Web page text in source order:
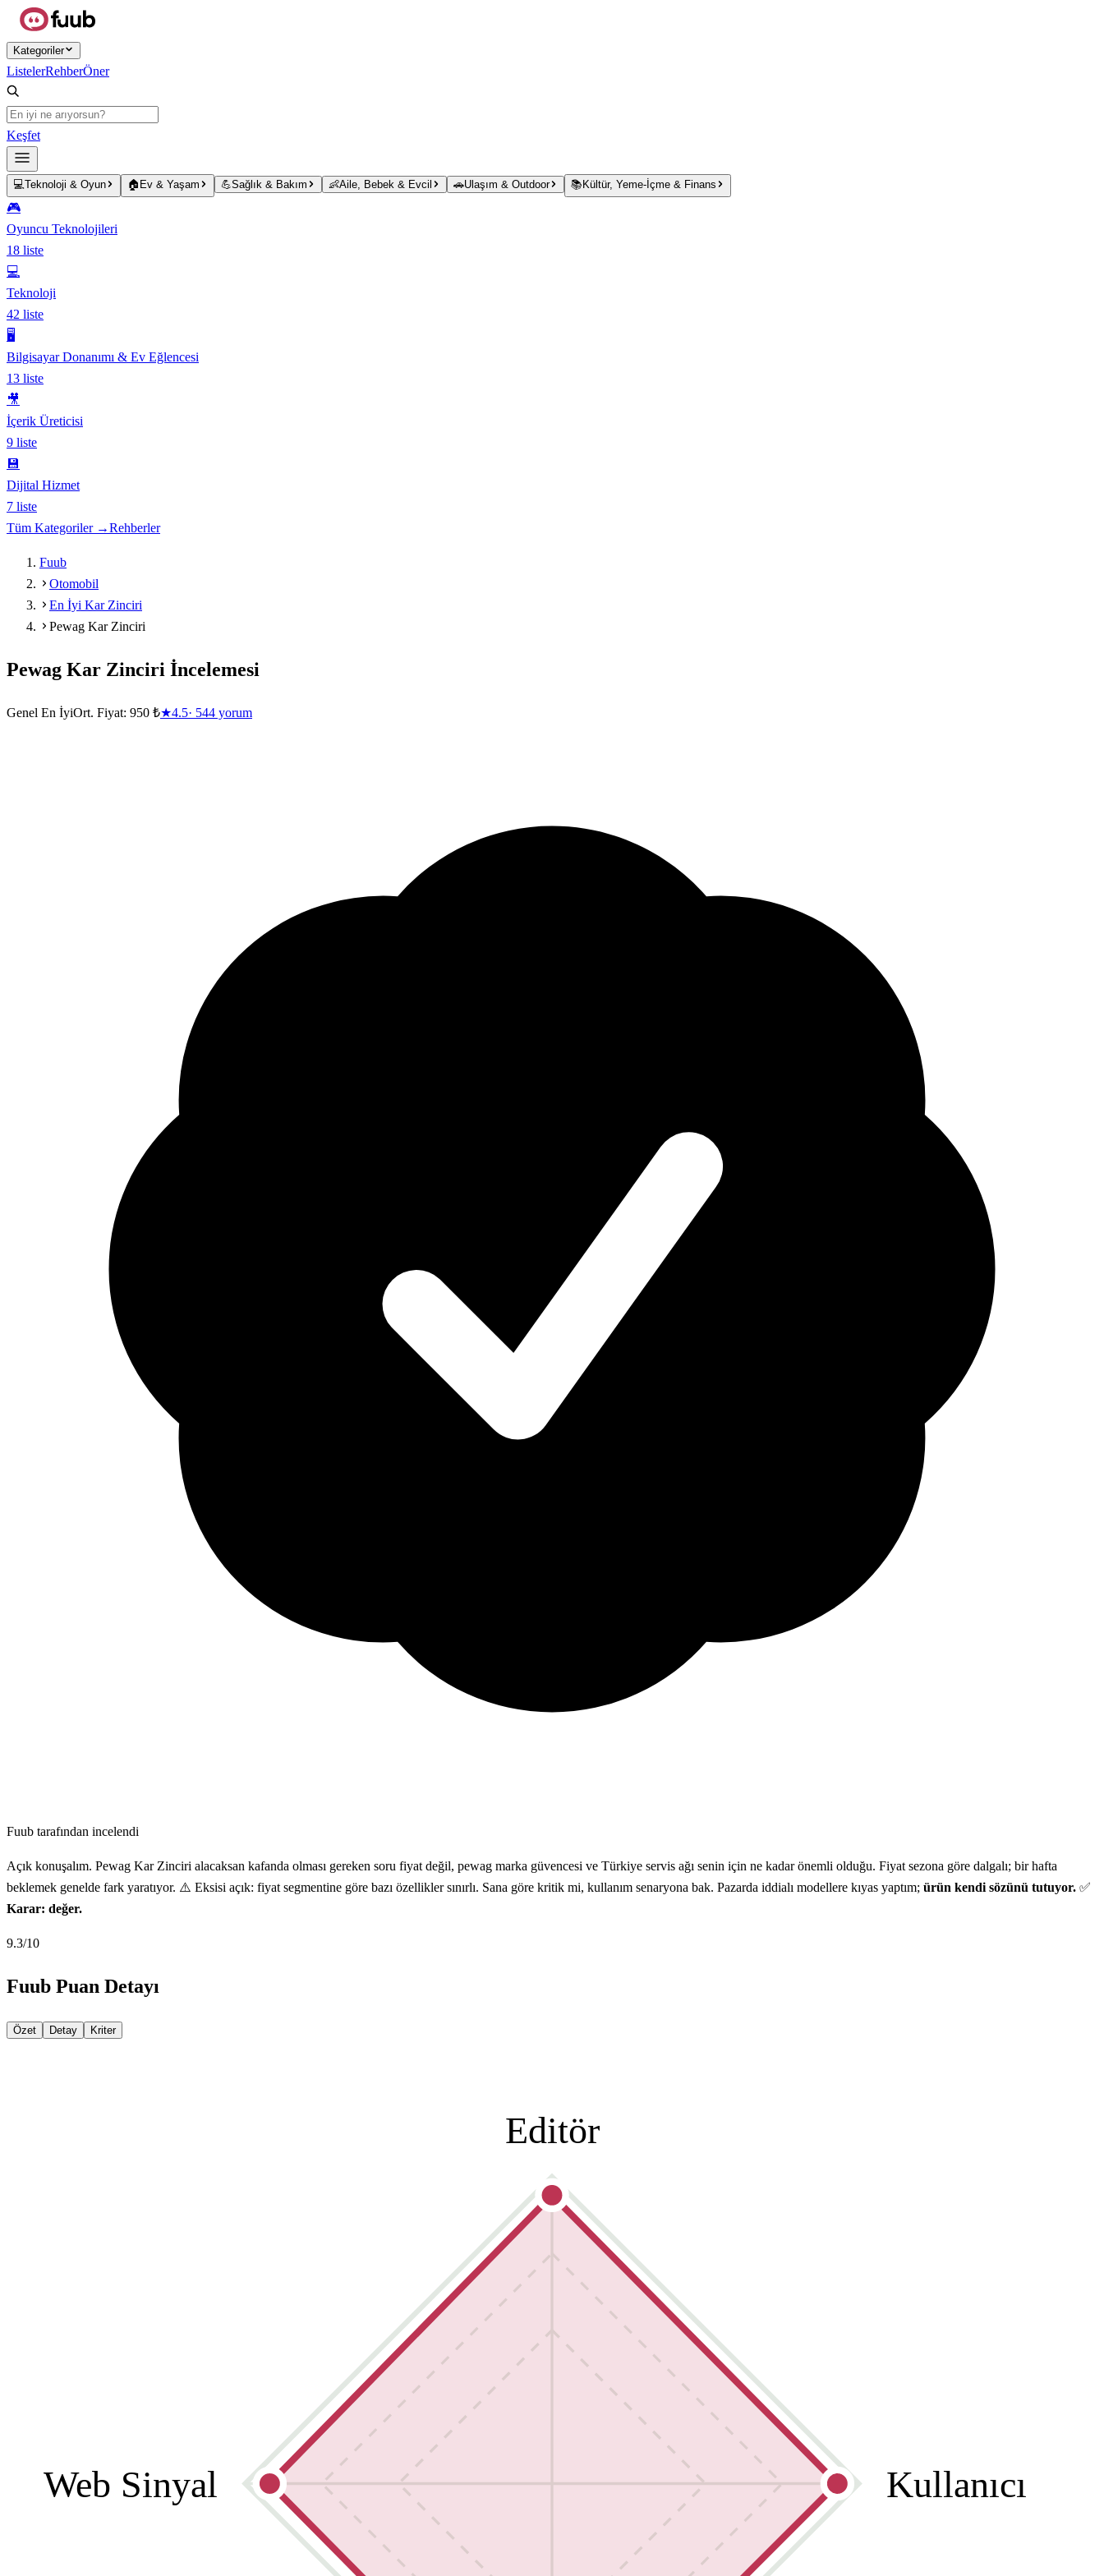
Ana içeriğe atla
Kategoriler
ListelerRehberÖner
Keşfet
💻Teknoloji & Oyun 🏠 Ev & Yaşam 💪Sağlık & Bakım 👶Aile, Bebek & Evcil 🚗Ulaşım & Outdoor 📚 Kültür, Yeme-İçme & Finans
🎮
Oyuncu Teknolojileri
18 liste
💻
Teknoloji
42 liste
🖥️
Bilgisayar Donanımı & Ev Eğlencesi
13 liste
🎥
İçerik Üreticisi
9 liste
💾
Dijital Hizmet
7 liste
Tüm Kategoriler →Rehberler
Fuub
Otomobil
En İyi Kar Zinciri
Pewag Kar Zinciri
Pewag Kar Zinciri İncelemesi
Genel En İyiOrt. Fiyat: 950 ₺★4.5· 544 yorum
Fuub tarafından incelendi
Açık konuşalım. Pewag Kar Zinciri alacaksan kafanda olması gereken soru fiyat değil, pewag marka güvencesi ve Türkiye servis ağı senin için ne kadar önemli olduğu. Fiyat sezona göre dalgalı; bir hafta
beklemek genelde fark yaratıyor. ⚠️ Eksisi açık: fiyat segmentine göre bazı özellikler sınırlı. Sana göre kritik mi, kullanım senaryona bak. Pazarda iddialı modellere kıyas yaptım; ürün kendi sözünü tutuyor. ✅
Karar: değer.
9.3/10
Fuub Puan Detayı
Özet Detay Kriter
Editör
Kullanıcı
Web Sinyal